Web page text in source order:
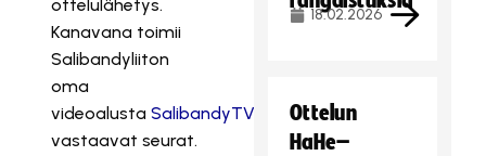
ottelulähetys.
Kanavana toimii
Salibandyliiton
oma
videoalusta SalibandyTV.
Lähetystuotannoista
vastaavat seurat.
18.02.2026
Ottelun
HaHe–